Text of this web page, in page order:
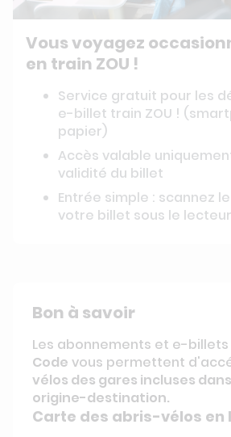
Vous voyagez
en train ZOU !
Service gratuit pour les
e-billet train ZOU !
papier)
Accès valable
validité du billet
Entrée simple : scannez
votre billet sous le lecteur
Bon à savoir
Les abonnements et e-billets
Code vous permettent
vélos des gares incluses
origine-destination.
Carte des abris-vélos en